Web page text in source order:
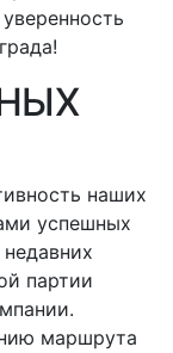
наших
успешных
партии
маршрута